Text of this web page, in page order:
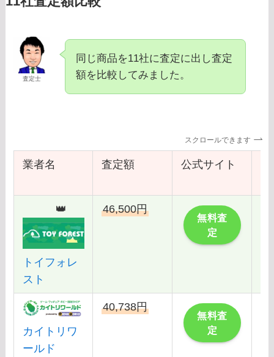
査定士
同じ商品を11社に査定に出し査定
額を比較してみました。
スクロールできます
業者名 査定額 公式サイト
👑
トイフォレ
スト
46,500円
無料査
定
カイトリワ
ールド
40,738円
無料査
定